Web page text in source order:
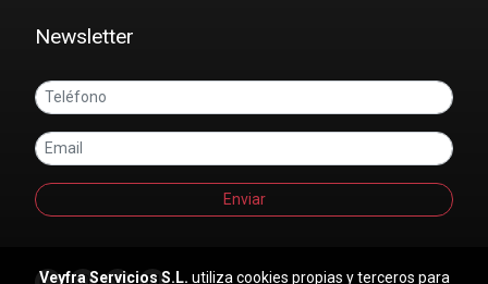
Newsletter
Enviar
Veyfra Servicios S.L. utiliza cookies propias y terceros para